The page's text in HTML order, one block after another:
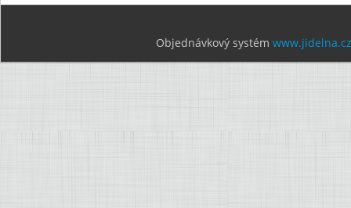
Objednávkový systém www.jidelna.cz